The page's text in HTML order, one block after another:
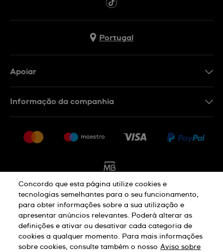
Portugal
Apoiar
Rescindir o contrato
Informação da companhia
Carreiras
Aviso De Privacidade Aviso De Cookies
Termos E Condições De Uso
Concordo que esta página utilize cookies e
tecnologias semelhantes para o seu funcionamento,
para obter informações sobre a sua utilização e
apresentar anúncios relevantes. Poderá alterar as
definições e ativar ou desativar cada categoria de
cookies a qualquer momento. Para mais informações
sobre cookies, consulte também o nosso Aviso sobre